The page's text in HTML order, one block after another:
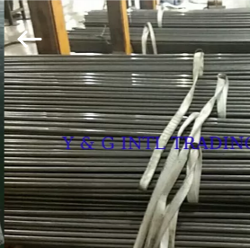
家
プ
ロ
ダ
2026
Y
&
G
International
Trading
Company
Limited.
All
Rights
Reserved.